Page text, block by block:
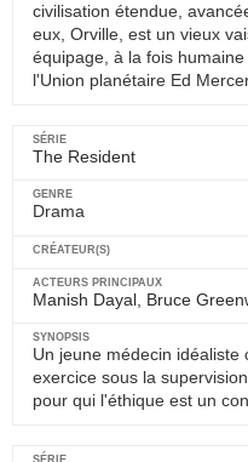
civilisation étendue,
eux, Orville, est un vieux
équipage, à la fois
l'Union planétaire Ed
The Resident
Drama
Manish Dayal Bruce
Un jeune médecin
exercice sous la
pour qui l'éthique est un